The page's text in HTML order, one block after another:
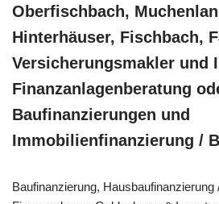
Oberfischbach,
Hinterhäuser, Fischbach,
Versicherungsmakler und
Finanzanlagenberatung
Baufinanzierungen und
Immobilienfinanzierung /
Baufinanzierung, Hausbaufinanzierung